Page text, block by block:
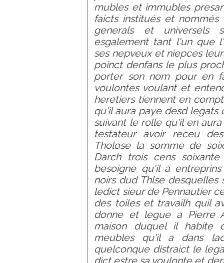
mubles et immubles
faicts institués et
generals et
esgalement tant l'un que
ses nepveux et niepces
poinct denfans le plus
porter son nom pour en
voulontes voulant et
heretiers tiennent en
qu'il aura paye desd legats
suivant le rolle qu'il en
testateur avoir receu
Tholose la somme de
Darch trois cens
besoigne qu'il a
noirs dud Thlse desquelles
ledict sieur de Pennautier
des toiles et travailh quil
donne et legue a Pierre
maison duquel il habite
meubles qu'il a dans
quelconque distraict le